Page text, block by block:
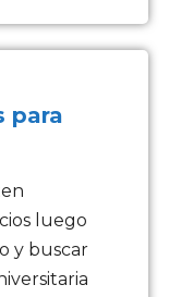
para
luego
y buscar